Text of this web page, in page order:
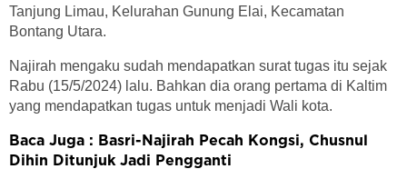
Tanjung Limau, Kelurahan Gunung Elai, Kecamatan
Bontang Utara.
Najirah mengaku sudah mendapatkan surat tugas itu sejak
Rabu (15/5/2024) lalu. Bahkan dia orang pertama di Kaltim
yang mendapatkan tugas untuk menjadi Wali kota.
Baca Juga : Basri-Najirah Pecah Kongsi, Chusnul
Dihin Ditunjuk Jadi Pengganti